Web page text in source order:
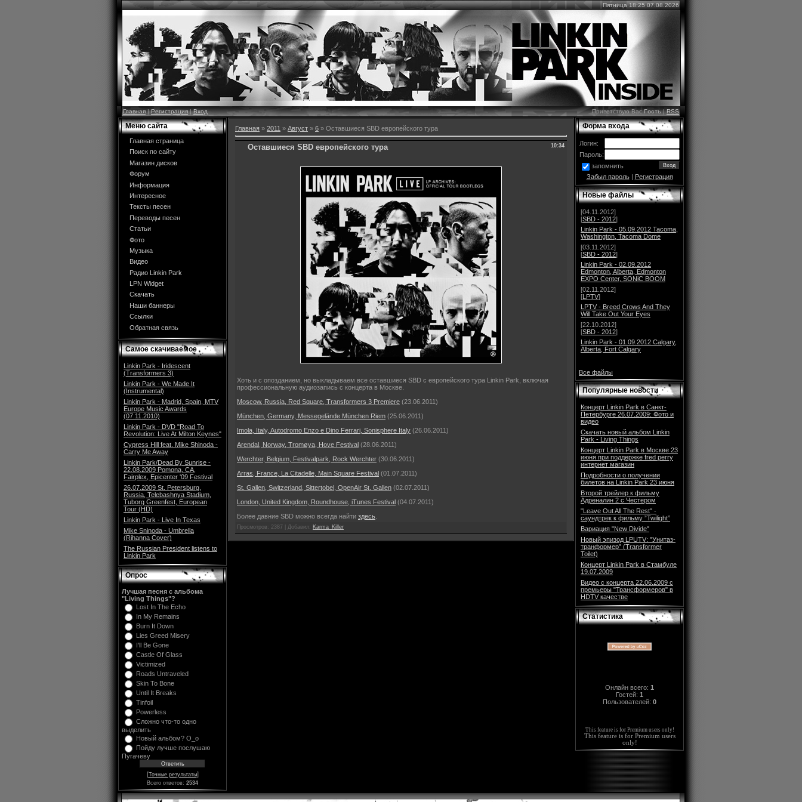
Пятница 18:25 07.08.2026
Главная|Регистрация|Вход Приветствую ВасГость|RSS
Меню сайта
Главная страница
Поиск по сайту
Магазин дисков
Форум
Информация
Интересное
Тексты песен
Переводы песен
Статьи
Фото
Музыка
Видео
Радио Linkin Park
LPN Widget
Скачать
Наши баннеры
Ссылки
Обратная связь
Самое скачиваемое
Linkin Park - Iridescent
(Transformers 3)
Linkin Park - We Made It
(Instrumental)
Linkin Park - Madrid, Spain, MTV
Europe Music Awards
(07.11.2010)
Linkin Park - DVD "Road To
Revolution: Live At Milton Keynes"
Cypress Hill feat. Mike Shinoda -
Carry Me Away
Linkin Park/Dead By Sunrise -
22.08.2009 Pomona, CA,
Fairplex, Epicenter '09 Festival
26.07.2009 St. Petersburg,
Russia, Telebashnya Stadium,
Tuborg Greenfest, European
Tour (HD)
Linkin Park - Live In Texas
Mike Sninoda - Umbrella
(Rihanna Cover)
The Russian President listens to
Linkin Park
Опрос
Лучшая песня с альбома
"Living Things"?
Lost In The Echo
In My Remains
Burn It Down
Lies Greed Misery
I'll Be Gone
Castle Of Glass
Victimized
Roads Untraveled
Skin To Bone
Until It Breaks
Tinfoil
Powerless
Сложно что-то одно
выделить
Новый альбом? O_o
Пойду лучше послушаю
Пугачеву
[Точные результаты]
Всего ответов: 2534
Главная » 2011 » Август » 6 » Оставшиеся SBD европейского тура
10:34
Оставшиеся SBD европейского тура
Хоть и с опозданием, но выкладываем все оставшиеся SBD с европейского тура Linkin Park, включая
профессиональную аудиозапись с концерта в Москве.
Moscow, Russia, Red Square, Transformers 3 Premiere (23.06.2011)
München, Germany, Messegelände München Riem (25.06.2011)
Imola, Italy, Autodromo Enzo e Dino Ferrari, Sonisphere Italy (26.06.2011)
Arendal, Norway, Tromøya, Hove Festival (28.06.2011)
Werchter, Belgium, Festivalpark, Rock Werchter (30.06.2011)
Arras, France, La Citadelle, Main Square Festival (01.07.2011)
St. Gallen, Switzerland, Sittertobel, OpenAir St. Gallen (02.07.2011)
London, United Kingdom, Roundhouse, iTunes Festival (04.07.2011)
Более давние SBD можно всегда найти здесь
Просмотров : 2387 | Добавил: Karma_Killer
Форма входа
Логин:
Пароль:
запомнить
Забыл пароль| Регистрация
Новые файлы
[04.11.2012]
[SBD - 2012]
Linkin Park - 05.09.2012 Tacoma,
Washington, Tacoma Dome
[03.11.2012]
[SBD - 2012]
Linkin Park - 02.09.2012
Edmonton, Alberta, Edmonton
EXPO Center, SONiC BOOM
[02.11.2012]
[LPTV]
LPTV - Breed Crows And They
Will Take Out Your Eyes
[22.10.2012]
[SBD - 2012]
Linkin Park - 01.09.2012 Calgary,
Alberta, Fort Calgary
Все файлы
Популярные новости
Концерт Linkin Park в Санкт-
Петербурге 26.07.2009: Фото и
видео
Скачать новый альбом Linkin
Park - Living Things
Концерт Linkin Park в Москве 23
июня при поддержке fred perry
интернет магазин
Подробности о получении
билетов на Linkin Park 23 июня
Второй трейлер к фильму
Адреналин 2 с Честером
"Leave Out All The Rest" -
саундтрек к фильму ”Twilight”
Вариация "New Divide"
Новый эпизод LPUTV: "Унитаз-
транформер" (Transformer
Toilet)
Концерт Linkin Park в Стамбуле
19.07.2009
Видео с концерта 22.06.2009 с
премьеры "Трансформеров" в
HDTV качестве
Статистика
Онлайн всего: 1
Гостей: 1
Пользователей: 0
This feature is for Premium users only!
This feature is for Premium users
only!